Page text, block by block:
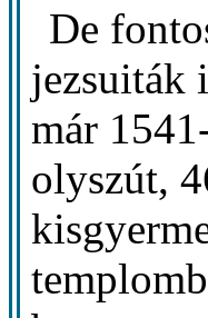
De
jezsuiták
már
olyszút,